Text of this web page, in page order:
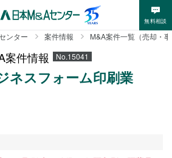
無料相談
ンター 案件情報 M&A案件一覧（売却・
案件情報 No.15041
ネスフォーム印刷業